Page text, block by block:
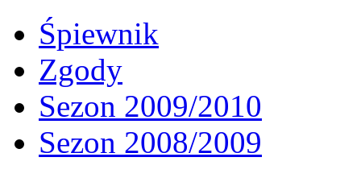
Śpiewnik
Zgody
Sezon 2009/2010
Sezon 2008/2009